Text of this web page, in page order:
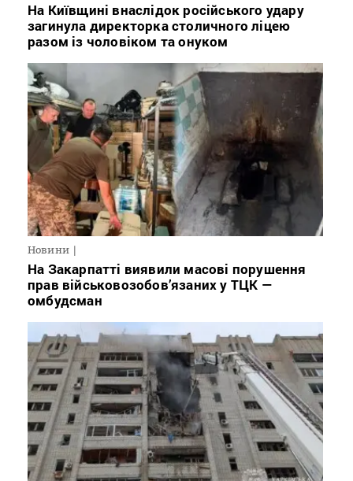
На Київщині внаслідок російського удару
загинула директорка столичного ліцею
разом із чоловіком та онуком
Новини
На Закарпатті виявили масові порушення
прав військовозобов’язаних у ТЦК —
омбудсман